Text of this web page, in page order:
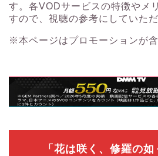
す。各VODサービスの特徴やメ
すので、視聴の参考にしていた
※本ページはプロモーションが含
「花は咲く、修羅の